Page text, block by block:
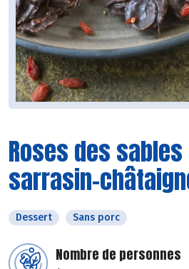
Roses des
sarrasin-
Dessert Sans porc
Nombre de personnes